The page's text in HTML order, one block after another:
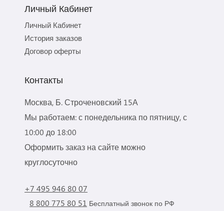
Личный Кабинет
Личный Кабинет
История заказов
Договор оферты
Контакты
Москва, Б. Строченовский 15А
Мы работаем: с понедельника по пятницу, с
10:00 до 18:00
Оформить заказ на сайте можно
круглосуточно
+7 495 946 80 07
8 800 775 80 51 Бесплатный звонок по РФ